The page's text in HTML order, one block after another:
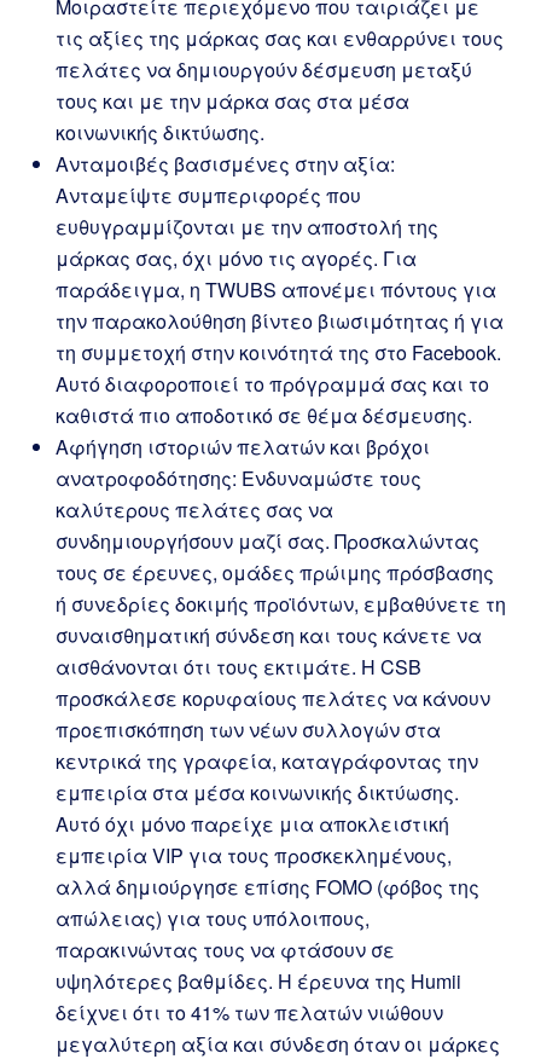
Μοιραστείτε περιεχόμενο που ταιριάζει με
τις αξίες της μάρκας σας και ενθαρρύνει τους
πελάτες να δημιουργούν δέσμευση μεταξύ
τους και με την μάρκα σας στα μέσα
κοινωνικής δικτύωσης.
Ανταμοιβές βασισμένες στην αξία:
Ανταμείψτε συμπεριφορές που
ευθυγραμμίζονται με την αποστολή της
μάρκας σας, όχι μόνο τις αγορές. Για
παράδειγμα, η TWUBS απονέμει πόντους για
την παρακολούθηση βίντεο βιωσιμότητας ή για
τη συμμετοχή στην κοινότητά της στο Facebook.
Αυτό διαφοροποιεί το πρόγραμμά σας και το
καθιστά πιο αποδοτικό σε θέμα δέσμευσης.
Αφήγηση ιστοριών πελατών και βρόχοι
ανατροφοδότησης: Ενδυναμώστε τους
καλύτερους πελάτες σας να
συνδημιουργήσουν μαζί σας. Προσκαλώντας
τους σε έρευνες, ομάδες πρώιμης πρόσβασης
ή συνεδρίες δοκιμής προϊόντων, εμβαθύνετε τη
συναισθηματική σύνδεση και τους κάνετε να
αισθάνονται ότι τους εκτιμάτε. Η CSB
προσκάλεσε κορυφαίους πελάτες να κάνουν
προεπισκόπηση των νέων συλλογών στα
κεντρικά της γραφεία, καταγράφοντας την
εμπειρία στα μέσα κοινωνικής δικτύωσης.
Αυτό όχι μόνο παρείχε μια αποκλειστική
εμπειρία VIP για τους προσκεκλημένους,
αλλά δημιούργησε επίσης FOMO (φόβος της
απώλειας) για τους υπόλοιπους,
παρακινώντας τους να φτάσουν σε
υψηλότερες βαθμίδες. Η έρευνα της Humii
δείχνει ότι το 41% των πελατών νιώθουν
μεγαλύτερη αξία και σύνδεση όταν οι μάρκες